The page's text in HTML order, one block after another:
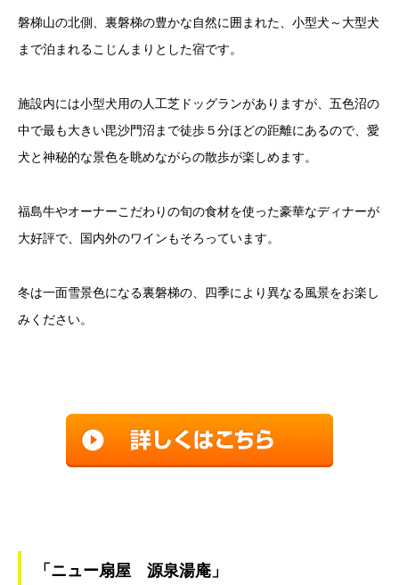
磐梯山の北側、裏磐梯の豊かな自然に囲まれた、小型犬～大型犬
まで泊まれるこじんまりとした宿です。
施設内には小型犬用の人工芝ドッグランがありますが、五色沼の
中で最も大きい毘沙門沼まで徒歩５分ほどの距離にあるので、愛
犬と神秘的な景色を眺めながらの散歩が楽しめます。
福島牛やオーナーこだわりの旬の食材を使った豪華なディナーが
大好評で、国内外のワインもそろっています。
冬は一面雪景色になる裏磐梯の、四季により異なる風景をお楽し
みください。
「ニュー扇屋 源泉湯庵」